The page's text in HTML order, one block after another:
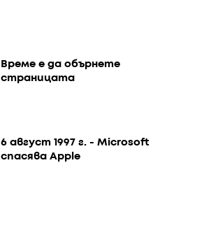
Време е да обърнете
страницата
6 август 1997 г. - Microsoft
спасява Apple